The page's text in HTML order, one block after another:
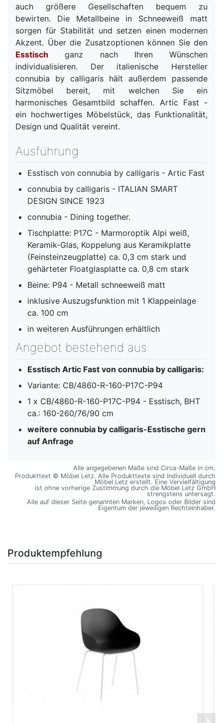
auch größere Gesellschaften bequem zu
bewirten. Die Metallbeine in Schneeweiß matt
sorgen für Stabilität und setzen einen modernen
Akzent. Über die Zusatzoptionen können Sie den
Esstisch ganz nach Ihren Wünschen
individualisieren. Der italienische Hersteller
connubia by calligaris hält außerdem passende
Sitzmöbel bereit, mit welchen Sie ein
harmonisches Gesamtbild schaffen. Artic Fast -
ein hochwertiges Möbelstück, das Funktionalität,
Design und Qualität vereint.
Ausführung
Esstisch von connubia by calligaris - Artic Fast
connubia by calligaris - ITALIAN SMART
DESIGN SINCE 1923
connubia - Dining together.
Tischplatte: P17C - Marmoroptik Alpi weiß,
Keramik-Glas, Koppelung aus Keramikplatte
(Feinsteinzeugplatte) ca. 0,3 cm stark und
gehärteter Floatglasplatte ca. 0,8 cm stark
Beine: P94 - Metall schneeweiß matt
inklusive Auszugsfunktion mit 1 Klappeinlage
ca. 100 cm
in weiteren Ausführungen erhältlich
Angebot bestehend aus
Esstisch Artic Fast von connubia by calligaris:
Variante: CB/4860-R-160-P17C-P94
1 x CB/4860-R-160-P17C-P94 - Esstisch, BHT
ca.: 160-260/76/90 cm
weitere connubia by calligaris-Esstische gern
auf Anfrage
Alle angegebenen Maße sind Circa-Maße in cm.
Produkttext © Möbel Letz. Alle Produkttexte sind individuell durch
Möbel Letz erstellt. Eine Vervielfältigung
ist ohne vorherige Zustimmung durch die Möbel Letz GmbH
strengstens untersagt.
Alle auf dieser Seite genannten Marken, Logos oder Bilder sind
Eigentum der jeweiligen Rechteinhaber.
Produktempfehlung